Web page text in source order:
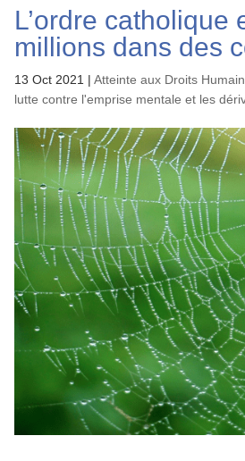
L’ordre
millions dans des
13 Oct 2021 |Atteinte aux Droits
lutte contre l'emprise mentale et les